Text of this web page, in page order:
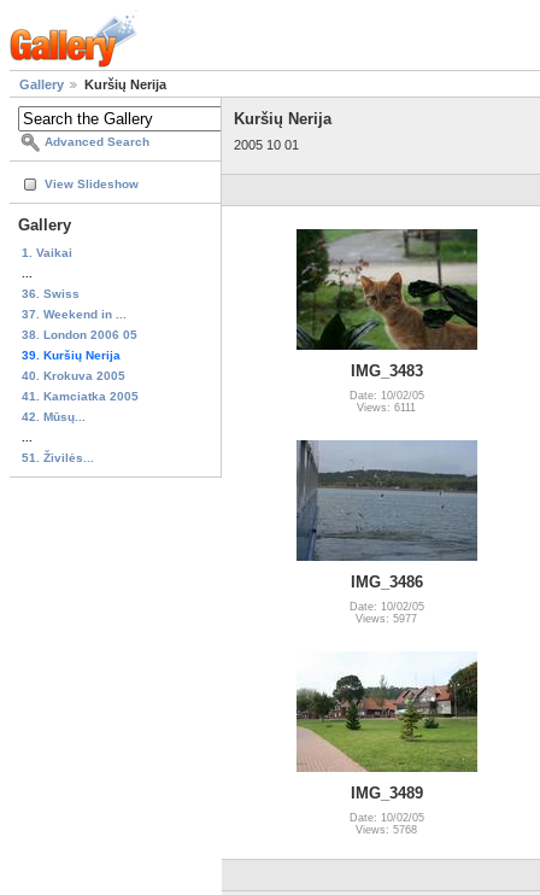
Gallery Kuršių Nerija
Advanced Search
View Slideshow
Gallery
1. Vaikai
36. Swiss
37. Weekend in ...
38. London 2006 05
39. Kuršių Nerija
40. Krokuva 2005
41. Kamciatka 2005
42. Mūsų...
51. Živilės...
Kuršių Nerija
2005 10 01
IMG_3483
Date: 10/02/05
Views: 6111
IMG_3486
Date: 10/02/05
Views: 5977
IMG_3489
Date: 10/02/05
Views: 5768